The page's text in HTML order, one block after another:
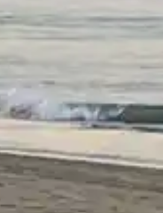
RICEVI 3,50€ DI
>
accumuli ulteriori
per ricevere uno
indicati nella pagina